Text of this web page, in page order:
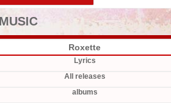
MUSIC
Roxette
Lyrics
All releases
albums